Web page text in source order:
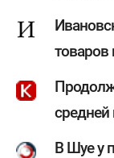
товаров
В Шуе у